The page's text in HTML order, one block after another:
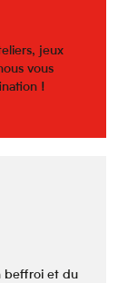
jeux
vous
!
beffroi et du